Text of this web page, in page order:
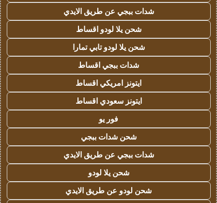
شدات ببجي عن طريق الايدي
شحن يلا لودو اقساط
شحن يلا لودو تابي تمارا
شدات ببجي اقساط
ايتونز امريكي اقساط
ايتونز سعودي اقساط
فور يو
شحن شدات ببجي
شدات ببجي عن طريق الايدي
شحن يلا لودو
شحن لودو عن طريق الايدي